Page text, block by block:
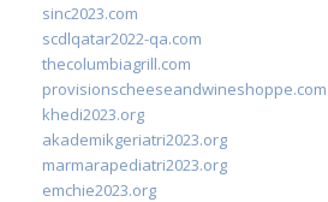
sinc2023.com
scdlqatar2022-qa.com
thecolumbiagrill.com
provisionscheeseandwineshoppe.com
khedi2023.org
akademikgeriatri2023.org
marmarapediatri2023.org
emchie2023.org